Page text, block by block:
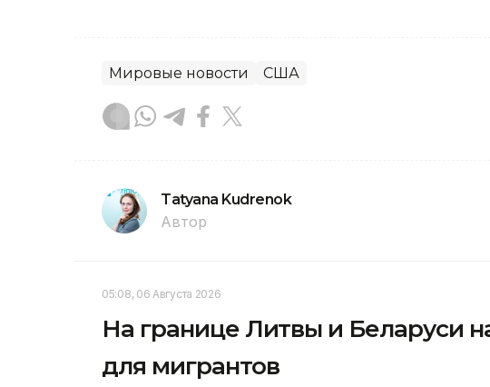
Мировые новости США
Tatyana Kudrenok
Автор
05:08, 06 Августа 2026
На границе Литвы и Беларуси
для мигрантов